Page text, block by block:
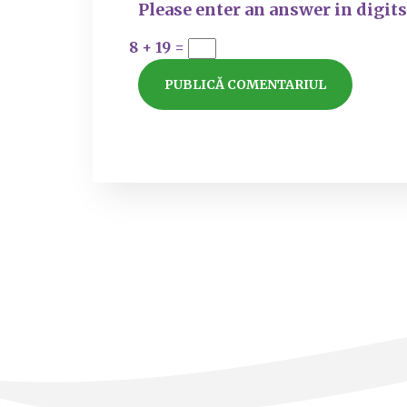
Please enter an answer in
8 + 19 =